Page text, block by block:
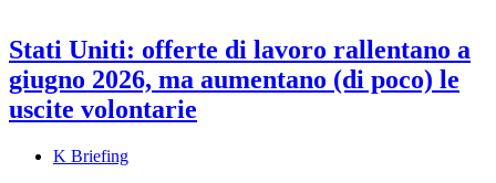
Stati Uniti: offerte di lavoro rallentano a
giugno 2026, ma aumentano (di poco) le
uscite volontarie
K Briefing